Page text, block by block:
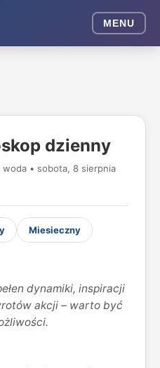
MENU
dzienny
woda • sobota, 8 sierpnia
Miesieczny
dynamiki, inspiracji
akcji – warto być